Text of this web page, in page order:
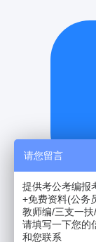
请您留言
提供考公考编报
+免费资料(公务
教师编/三支一
请填写一下您的
和您联系